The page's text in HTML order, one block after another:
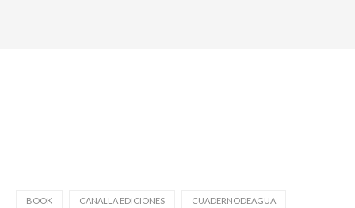
BOOK CANALLA EDICIONES CUADERNODEAGUA